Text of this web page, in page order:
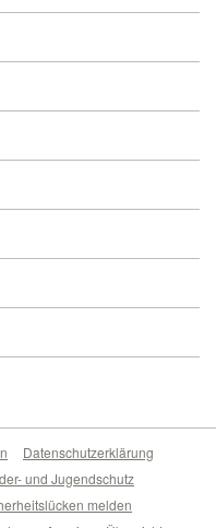
Datenschutzerklärung
und Jugendschutz
melden